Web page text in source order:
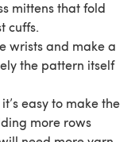
mittens that fold
cuffs.
wrists and make a
the pattern itself
easy to make the
more rows